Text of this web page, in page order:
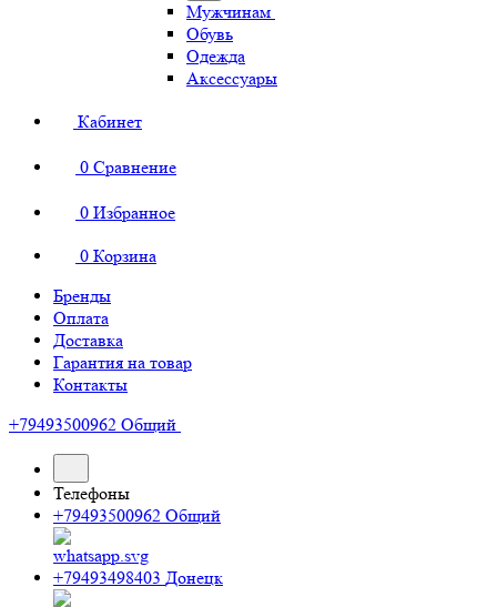
Мужчинам
Обувь
Одежда
Аксессуары
Кабинет
0 Сравнение
0 Избранное
0 Корзина
Бренды
Оплата
Доставка
Гарантия на товар
Контакты
+79493500962 Общий
Телефоны
+79493500962 Общий
+79493498403 Донецк